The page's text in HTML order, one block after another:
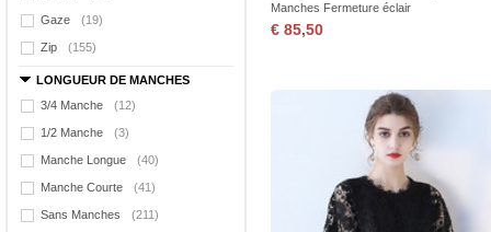
Gaze (19)
Zip (155)
LONGUEUR DE MANCHES
3/4 Manche
(12)
1/2 Manche (3)
Manche Longue (40)
Manche Courte (41)
Sans Manches (211)
Manches Fermeture éclair
€ 85,50